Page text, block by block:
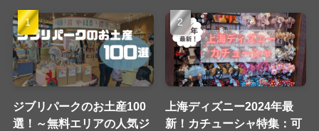
ジブリパークのお土産100
選！～無料エリアの人気ジ
上海ディズニー2024年最
新！カチューシャ特集：可